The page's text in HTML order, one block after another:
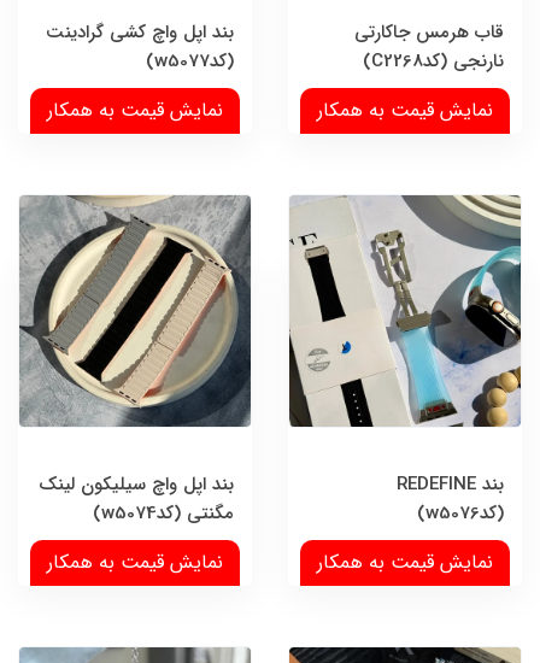
قاب هرمس جاکارتی
نارنجی (کدC2268)
نمایش قیمت به همکار
بند اپل واچ کشی گرادینت
(کدw5077)
نمایش قیمت به همکار
بند REDEFINE
(کدw5076)
نمایش قیمت به همکار
بند اپل واچ سیلیکون لینک
مگنتی (کدw5074)
نمایش قیمت به همکار